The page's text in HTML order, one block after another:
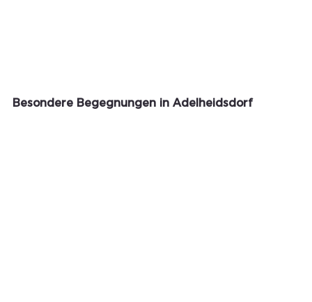
Besondere Begegnungen in Adelheidsdorf